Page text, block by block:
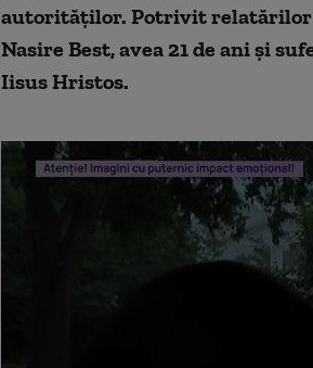
autorităţilor. Potrivit relatărilor
Nasire Best, avea 21 de ani și
Iisus Hristos.